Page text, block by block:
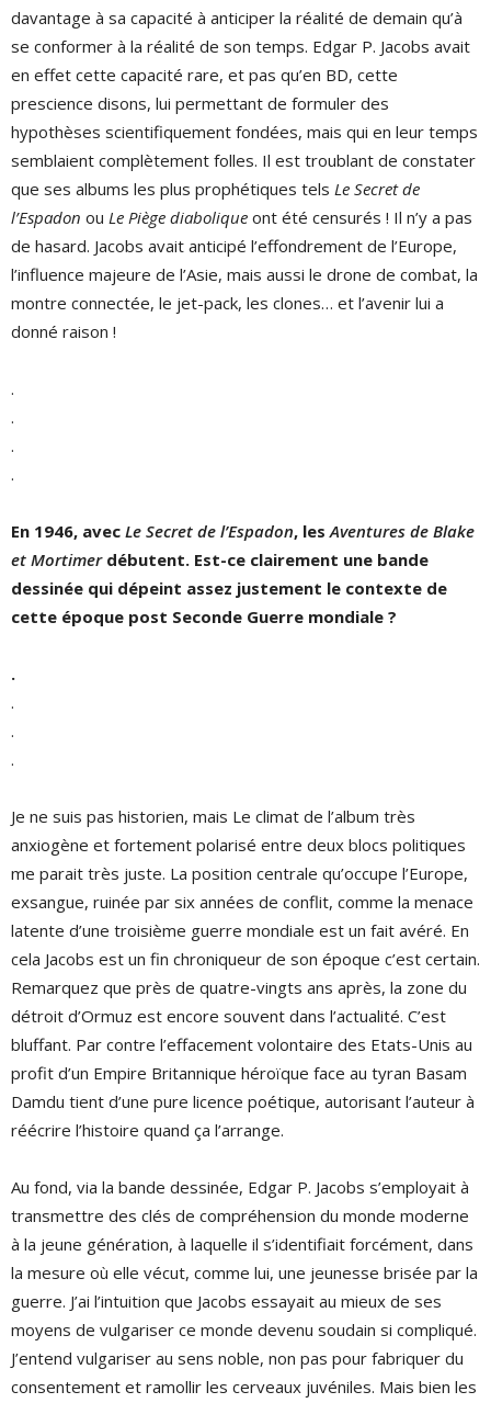
davantage à sa capacité à anticiper la réalité de demain qu’à
se conformer à la réalité de son temps. Edgar P. Jacobs avait
en effet cette capacité rare, et pas qu’en BD, cette
prescience disons, lui permettant de formuler des
hypothèses scientifiquement fondées, mais qui en leur temps
semblaient complètement folles. Il est troublant de constater
que ses albums les plus prophétiques tels Le Secret de
l’Espadon ou Le Piège diabolique ont été censurés ! Il n’y a pas
de hasard. Jacobs avait anticipé l’effondrement de l’Europe,
l’influence majeure de l’Asie, mais aussi le drone de combat, la
montre connectée, le jet-pack, les clones… et l’avenir lui a
donné raison !
.
.
.
.
En 1946, avec Le Secret de l’Espadon, lesAventures de Blake
et Mortimer débutent. Est-ce clairement une bande
dessinée qui dépeint assez justement le contexte de
cette époque post Seconde Guerre mondiale ?
.
.
.
.
Je ne suis pas historien, mais Le climat de l’album très
anxiogène et fortement polarisé entre deux blocs politiques
me parait très juste. La position centrale qu’occupe l’Europe,
exsangue, ruinée par six années de conflit, comme la menace
latente d’une troisième guerre mondiale est un fait avéré. En
cela Jacobs est un fin chroniqueur de son époque c’est certain.
Remarquez que près de quatre-vingts ans après, la zone du
détroit d’Ormuz est encore souvent dans l’actualité. C’est
bluffant. Par contre l’effacement volontaire des Etats-Unis au
profit d’un Empire Britannique héroïque face au tyran Basam
Damdu tient d’une pure licence poétique, autorisant l’auteur à
réécrire l’histoire quand ça l’arrange.
Au fond, via la bande dessinée, Edgar P. Jacobs s’employait à
transmettre des clés de compréhension du monde moderne
à la jeune génération, à laquelle il s’identifiait forcément, dans
la mesure où elle vécut, comme lui, une jeunesse brisée par la
guerre. J’ai l’intuition que Jacobs essayait au mieux de ses
moyens de vulgariser ce monde devenu soudain si compliqué.
J’entend vulgariser au sens noble, non pas pour fabriquer du
consentement et ramollir les cerveaux juvéniles. Mais bien les